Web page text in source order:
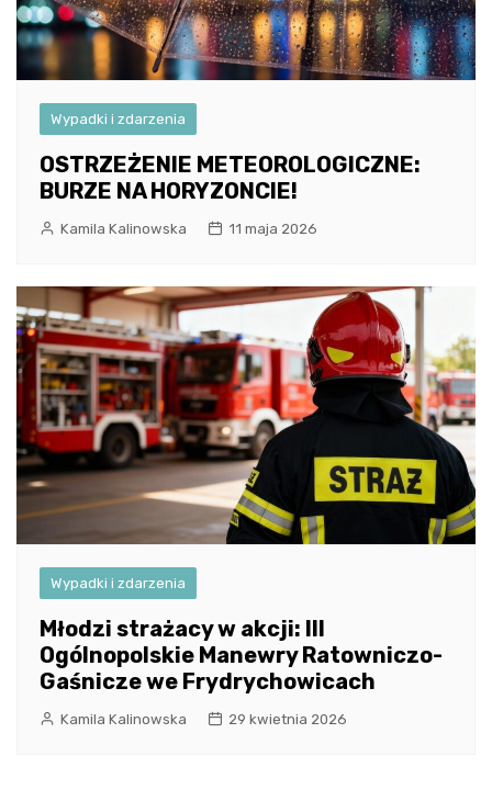
Wypadki i zdarzenia
OSTRZEŻENIE METEOROLOGICZNE:
BURZE NA HORYZONCIE!
Kamila Kalinowska 11 maja 2026
Wypadki i zdarzenia
Młodzi strażacy w akcji: III
Ogólnopolskie Manewry Ratowniczo-
Gaśnicze we Frydrychowicach
Kamila Kalinowska 29 kwietnia 2026